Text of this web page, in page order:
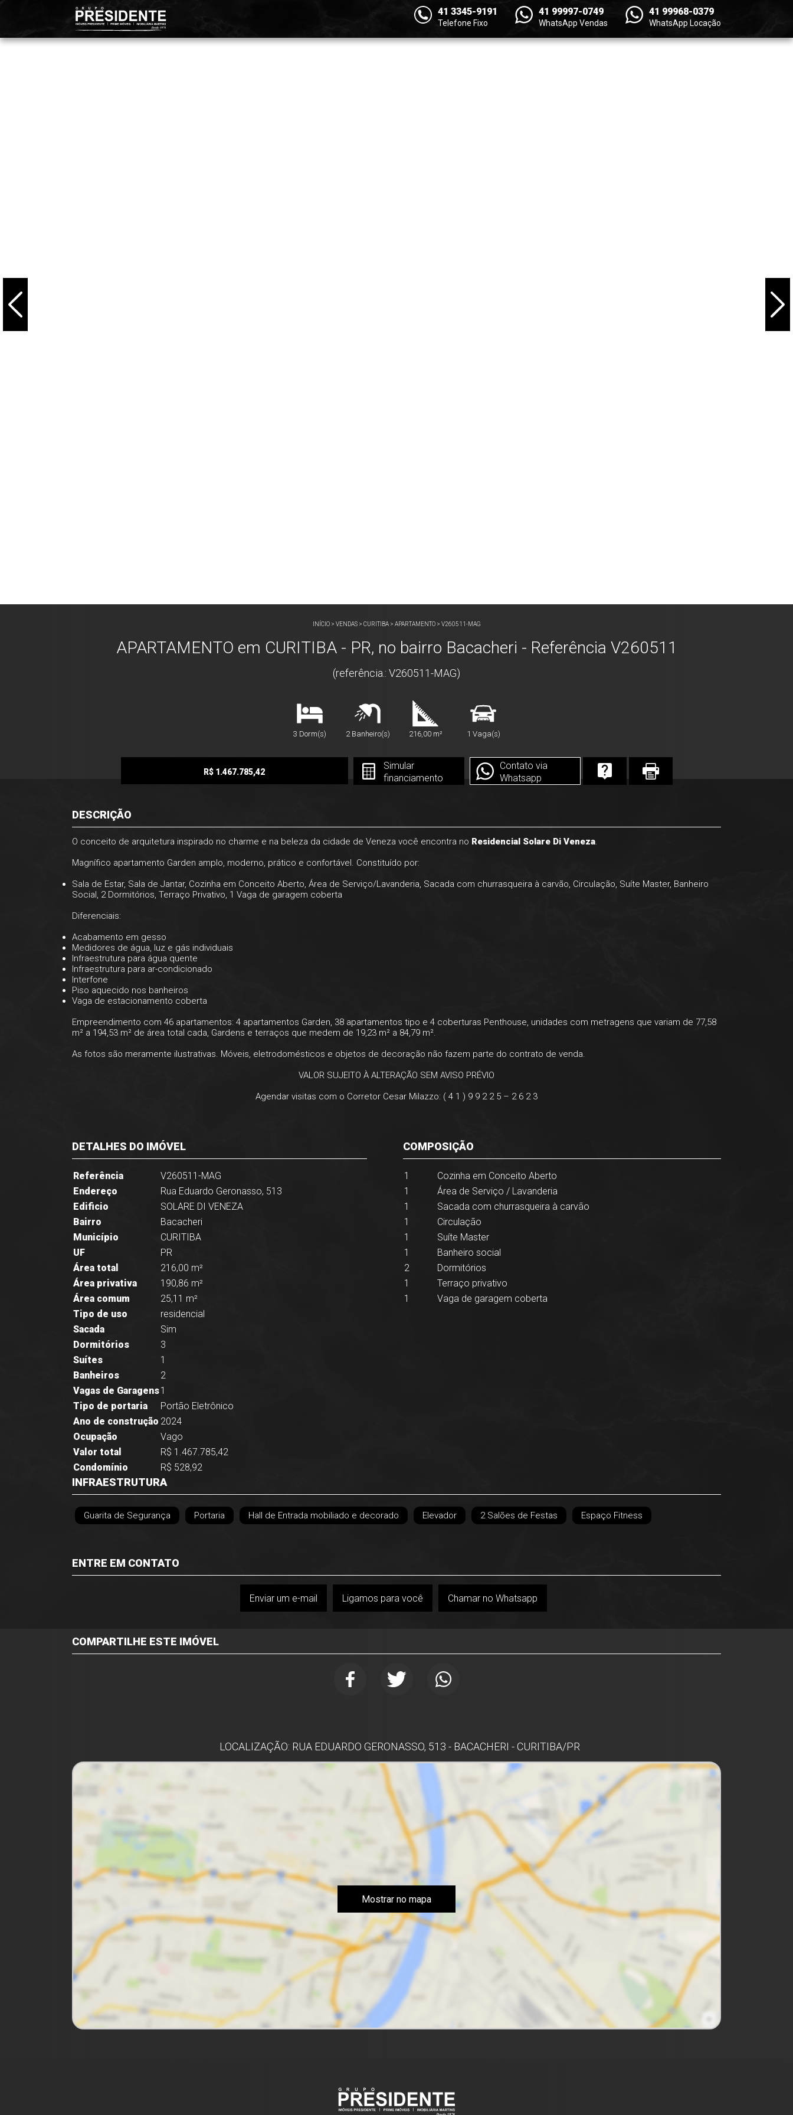
41 3345-9191
Telefone Fixo
41 99997-0749
WhatsApp Vendas
41 99968-0379
WhatsApp Locação
INÍCIO> VENDAS> CURITIBA> APARTAMENTO> V260511-MAG
APARTAMENTO em CURITIBA - PR, no bairro Bacacheri - Referência V260511
(referência.: V260511-MAG)
3 Dorm(s) 2 Banheiro(s) 216,00 m² 1 Vaga(s)
R$ 1.467.785,42
Simular
financiamento
Contato via
Whatsapp
DESCRIÇÃO
O conceito de arquitetura inspirado no charme e na beleza da cidade de Veneza você encontra no Residencial Solare Di Veneza.
Magnífico apartamento Garden amplo, moderno, prático e confortável. Constituído por:
Sala de Estar, Sala de Jantar, Cozinha em Conceito Aberto, Área de Serviço/Lavanderia, Sacada com churrasqueira à carvão, Circulação, Suíte Master, Banheiro
Social, 2 Dormitórios, Terraço Privativo, 1 Vaga de garagem coberta
Diferenciais:
Acabamento em gesso
Medidores de água, luz e gás individuais
Infraestrutura para água quente
Infraestrutura para ar-condicionado
Interfone
Piso aquecido nos banheiros
Vaga de estacionamento coberta
Empreendimento com 46 apartamentos: 4 apartamentos Garden, 38 apartamentos tipo e 4 coberturas Penthouse, unidades com metragens que variam de 77,58
m² a 194,53 m² de área total cada, Gardens e terraços que medem de 19,23 m² a 84,79 m².
As fotos são meramente ilustrativas. Móveis, eletrodomésticos e objetos de decoração não fazem parte do contrato de venda.
VALOR SUJEITO À ALTERAÇÃO SEM AVISO PRÉVIO
Agendar visitas com o Corretor Cesar Milazzo: ( 4 1 ) 9 9 2 2 5 – 2 6 2 3
DETALHES DO IMÓVEL
Referência
V260511-MAG
Endereço
Rua Eduardo Geronasso, 513
Edificio
SOLARE DI VENEZA
Bairro
Bacacheri
Município
CURITIBA
UF
PR
Área total
216,00 m²
Área privativa
190,86 m²
Área comum
25,11 m²
Tipo de uso
residencial
Sacada
Sim
Dormitórios
3
Suítes
1
Banheiros
2
Vagas de Garagens1
Tipo de portaria
Portão Eletrônico
Ano de construção 2024
Ocupação
Vago
Valor total
R$ 1.467.785,42
Condomínio
R$ 528,92
COMPOSIÇÃO
1
Cozinha em Conceito Aberto
1
Área de Serviço / Lavanderia
1
Sacada com churrasqueira à carvão
1
Circulação
1
Suíte Master
1
Banheiro social
2
Dormitórios
1
Terraço privativo
1
Vaga de garagem coberta
INFRAESTRUTURA
Guarita de Segurança Portaria Hall de Entrada mobiliado e decorado Elevador 2 Salões de Festas Espaço Fitness
ENTRE EM CONTATO
Enviar um e-mail Ligamos para você Chamar no Whatsapp
COMPARTILHE ESTE IMÓVEL
LOCALIZAÇÃO: RUA EDUARDO GERONASSO, 513 - BACACHERI - CURITIBA/PR
Mostrar no mapa